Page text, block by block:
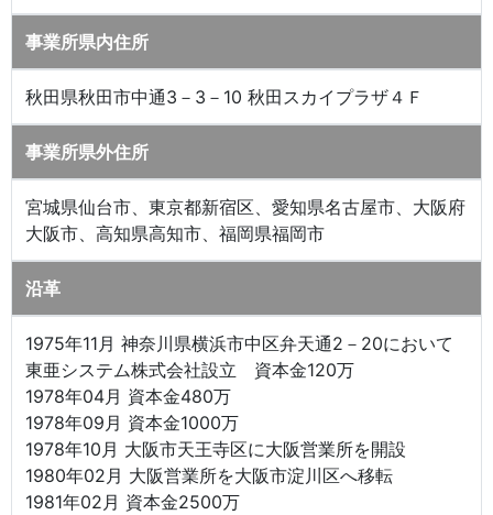
事業所県内住所
秋田県秋田市中通3－3－10 秋田スカイプラザ４Ｆ
事業所県外住所
宮城県仙台市、東京都新宿区、愛知県名古屋市、大阪府
大阪市、高知県高知市、福岡県福岡市
沿革
1975年11月 神奈川県横浜市中区弁天通2－20において
東亜システム株式会社設立 資本金120万
1978年04月 資本金480万
1978年09月 資本金1000万
1978年10月 大阪市天王寺区に大阪営業所を開設
1980年02月 大阪営業所を大阪市淀川区へ移転
1981年02月 資本金2500万